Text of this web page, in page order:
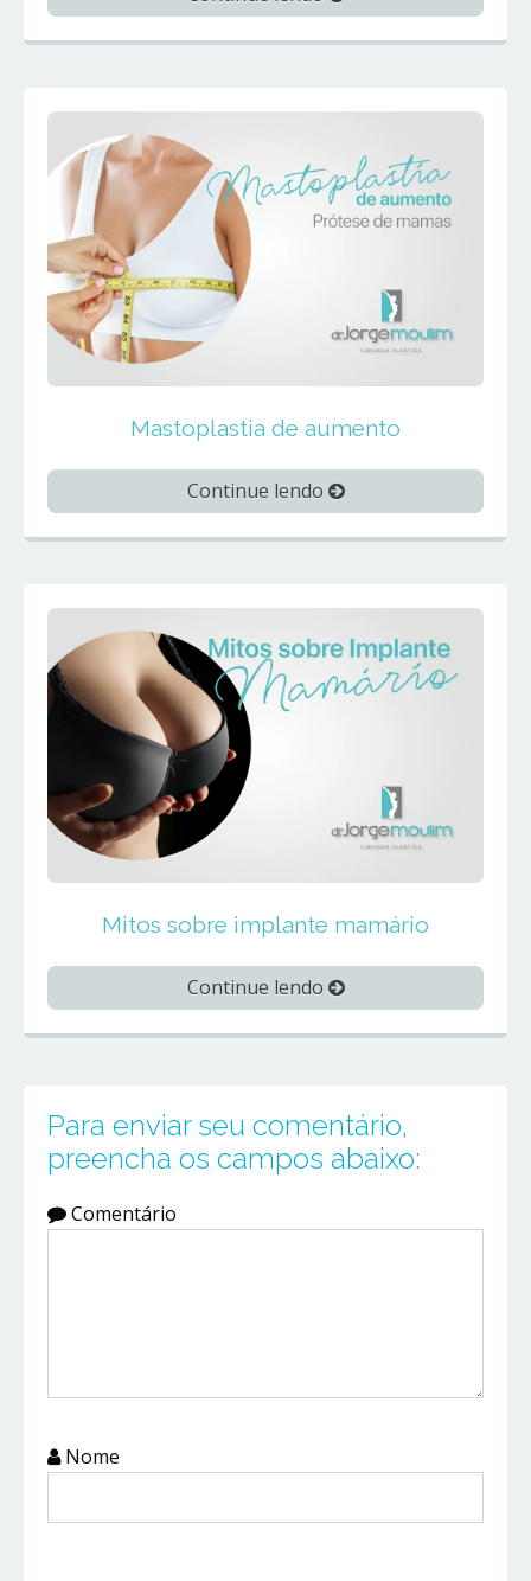
Mastoplastia de aumento
Continue lendo
Mitos sobre implante mamário
Continue lendo
Para enviar seu comentário,
preencha os campos abaixo:
Comentário
Nome